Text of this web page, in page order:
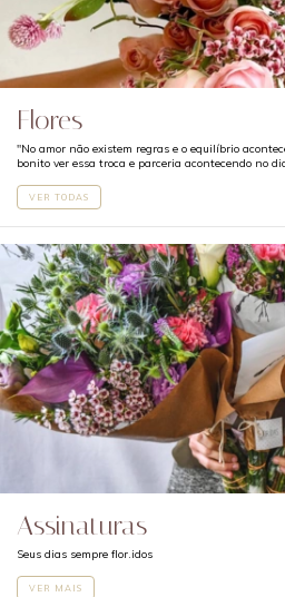
Flores
"No amor não existem regras e o equilíbrio
bonito ver essa troca e parceria acontecendo no
VER TODAS
Assinaturas
Seus dias sempre flor.idos
VER MAIS